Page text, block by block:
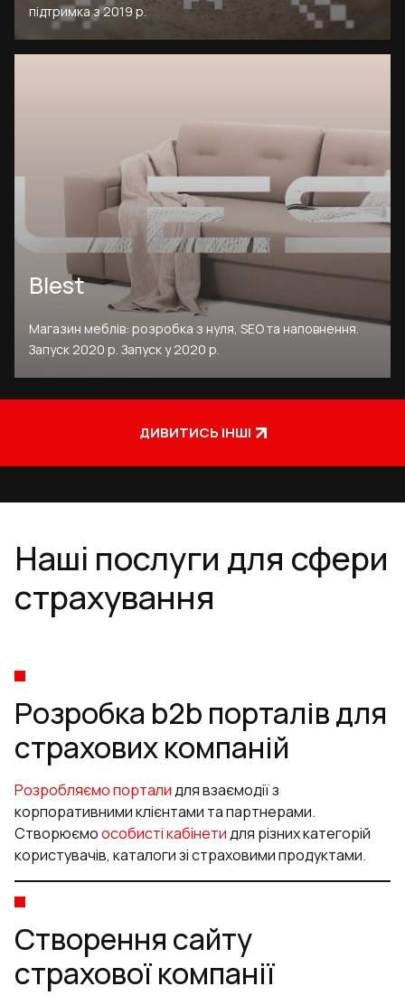
підтримка з 2019 р.
Blest
Магазин меблів: розробка з нуля, SEO та наповнення.
Запуск 2020 р. Запуск у 2020 р.
ДИВИТИСЬ ІНШІ
Наші послуги для сфери
страхування
Розробка b2b порталів для
страхових компаній
Розробляємо порталидля взаємодії з
корпоративними клієнтами та партнерами.
Створюємоособисті кабінетидля різних категорій
користувачів, каталоги зі страховими продуктами.
Створення сайту
страхової компанії